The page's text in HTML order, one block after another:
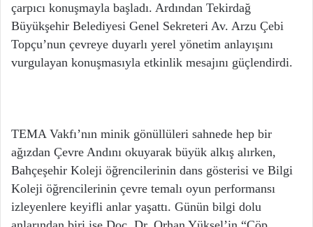
çarpıcı konuşmayla başladı. Ardından Tekirdağ
Büyükşehir Belediyesi Genel Sekreteri Av. Arzu Çebi
Topçu’nun çevreye duyarlı yerel yönetim anlayışını
vurgulayan konuşmasıyla etkinlik mesajını güçlendirdi.
TEMA Vakfı’nın minik gönüllüleri sahnede hep bir
ağızdan Çevre Andını okuyarak büyük alkış alırken,
Bahçeşehir Koleji öğrencilerinin dans gösterisi ve Bilgi
Koleji öğrencilerinin çevre temalı oyun performansı
izleyenlere keyifli anlar yaşattı. Günün bilgi dolu